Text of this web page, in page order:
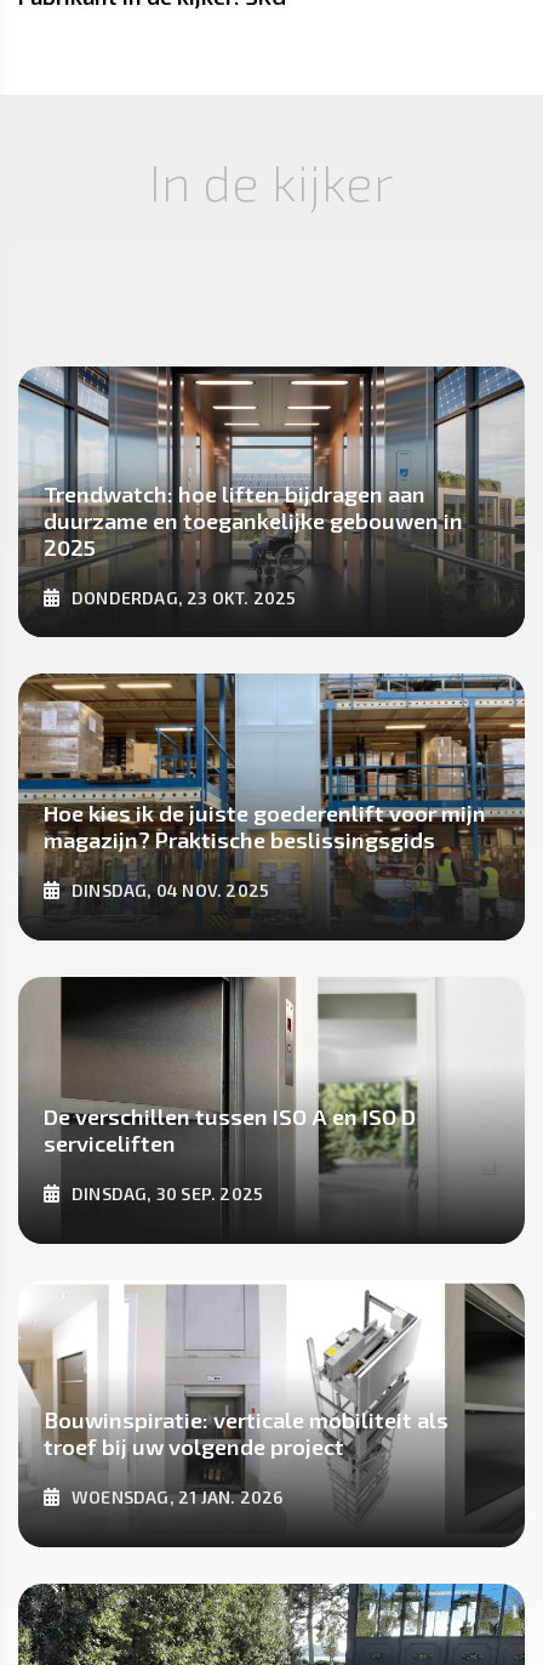
In de kijker
Trendwatch: hoe liften bijdragen aan
duurzame en toegankelijke gebouwen in
2025
DONDERDAG, 23 OKT. 2025
ONTDEK MEER
Hoe kies ik de juiste goederenlift voor mijn
magazijn? Praktische beslissingsgids
DINSDAG, 04 NOV. 2025
ONTDEK MEER
De verschillen tussen ISO A en ISO D
serviceliften
DINSDAG, 30 SEP. 2025
Bouwinspiratie: verticale mobiliteit als
troef bij uw volgende project
WOENSDAG, 21 JAN. 2026
ONTDEK MEER